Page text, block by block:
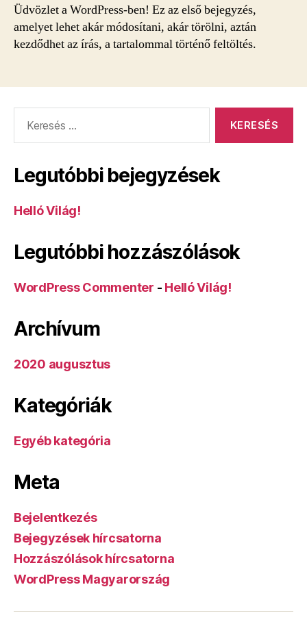
Üdvözlet a WordPress-ben! Ez az első bejegyzés,
amelyet lehet akár módosítani, akár törölni, aztán
kezdődhet az írás, a tartalommal történő feltöltés.
Legutóbbi bejegyzések
Helló Világ!
Legutóbbi hozzászólások
WordPress Commenter - Helló Világ!
Archívum
2020 augusztus
Kategóriák
Egyéb kategória
Meta
Bejelentkezés
Bejegyzések hírcsatorna
Hozzászólások hírcsatorna
WordPress Magyarország